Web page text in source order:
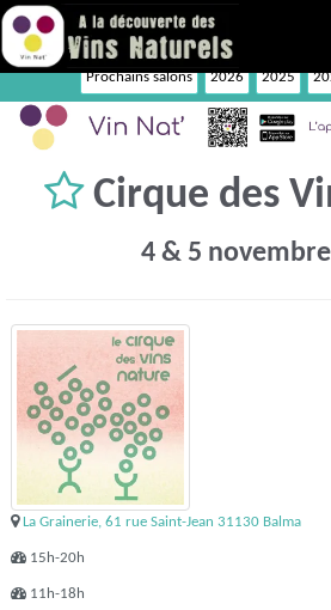
Prochains salons 2026 2025
Cirque des
4 & 5
La Grainerie, 61 rue Saint-Jean 31130 Balma
15h-20h
11h-18h